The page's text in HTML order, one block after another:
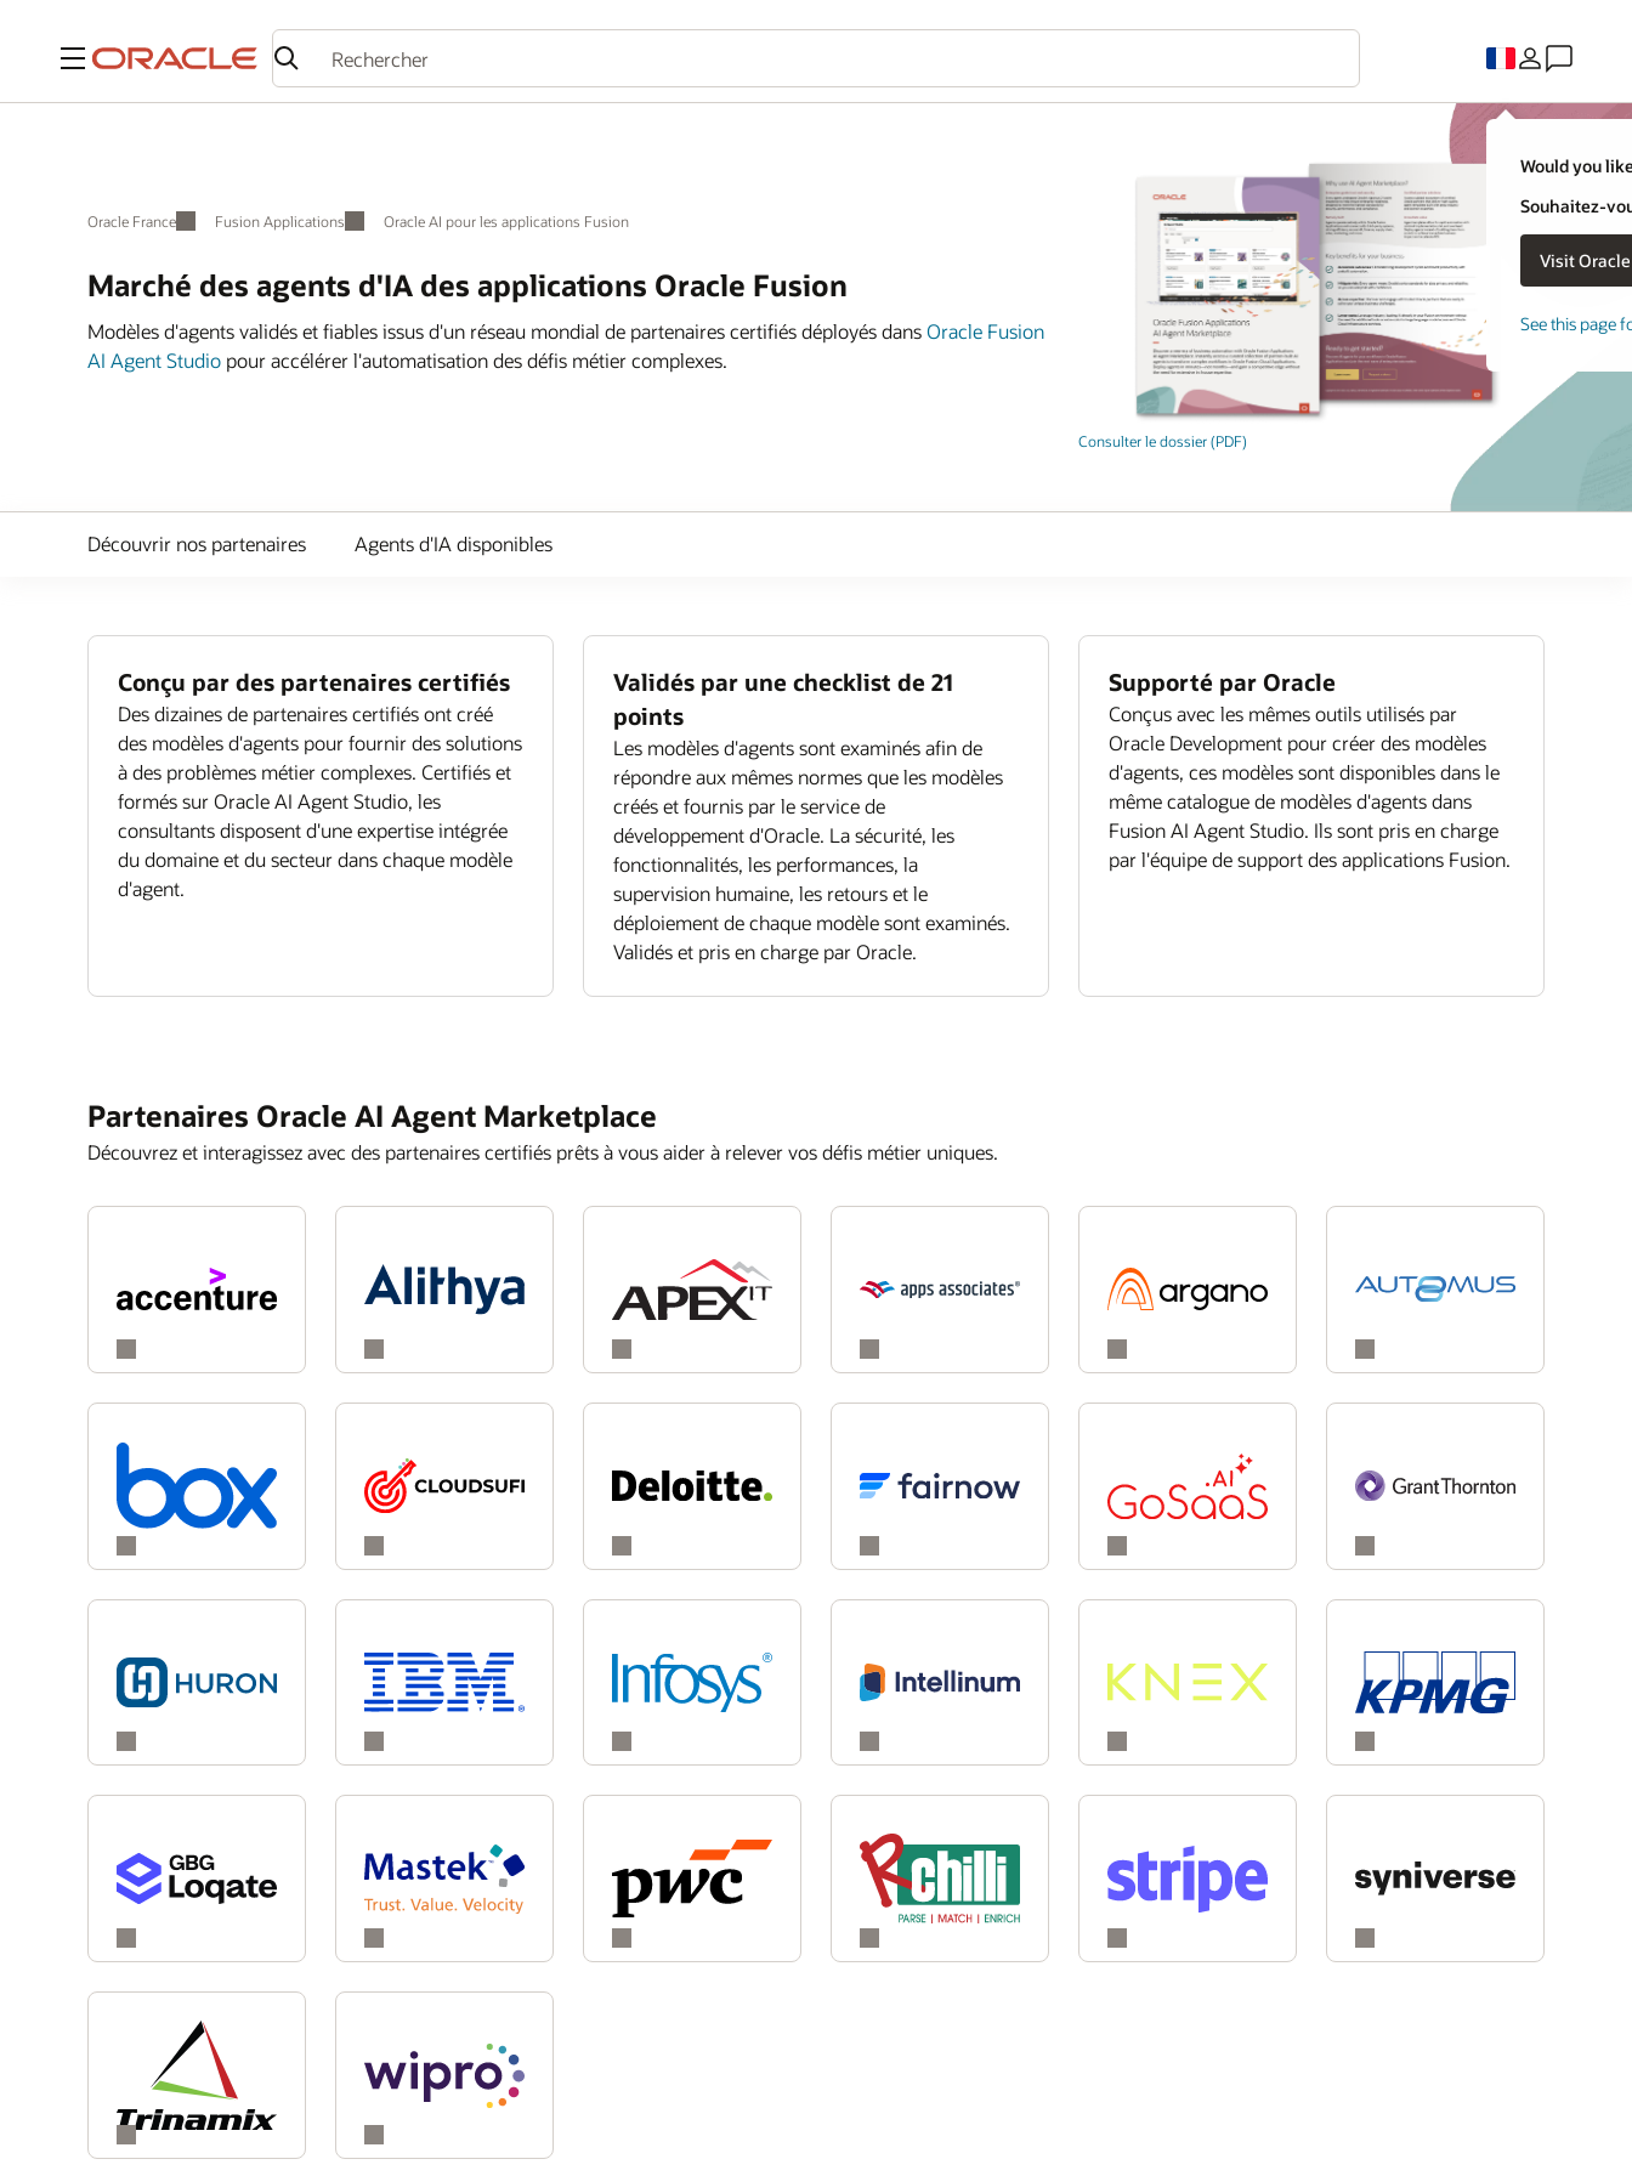
Menu
Would you
Souhaitez-
See this page
Oracle France Fusion Applications Oracle AI pour les applications Fusion
Marché des agents d'IA des applications Oracle Fusion
Consulter le dossier (PDF)
Modèles d'agents validés et fiables issus d'un réseau mondial de partenaires certifiés déployés dansOracle Fusion
AI Agent Studio pour accélérer l'automatisation des défis métier complexes.
Découvrir nos partenaires Agents d'IA disponibles
Conçu par des partenaires certifiés
Des dizaines de partenaires certifiés ont créé
des modèles d'agents pour fournir des solutions
à des problèmes métier complexes. Certifiés et
formés sur Oracle AI Agent Studio, les
consultants disposent d'une expertise intégrée
du domaine et du secteur dans chaque modèle
d'agent.
Validés par une checklist de 21
points
Les modèles d'agents sont examinés afin de
répondre aux mêmes normes que les modèles
créés et fournis par le service de
développement d'Oracle. La sécurité, les
fonctionnalités, les performances, la
supervision humaine, les retours et le
déploiement de chaque modèle sont examinés.
Validés et pris en charge par Oracle.
Supporté par Oracle
Conçus avec les mêmes outils utilisés par
Oracle Development pour créer des modèles
d'agents, ces modèles sont disponibles dans le
même catalogue de modèles d'agents dans
Fusion AI Agent Studio. Ils sont pris en charge
par l'équipe de support des applications Fusion.
Partenaires Oracle AI Agent Marketplace
Découvrez et interagissez avec des partenaires certifiés prêts à vous aider à relever vos défis métier uniques.